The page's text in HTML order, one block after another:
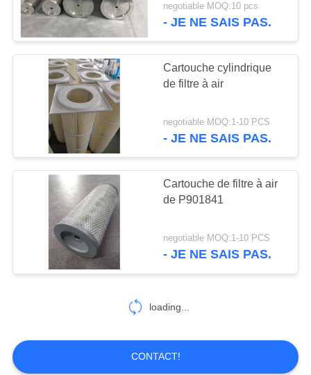
negotiable MOQ:10 pcs
- JE NE SAIS PAS.
Cartouche cylindrique
de filtre à air
negotiable MOQ:1-10 PCS
- JE NE SAIS PAS.
Cartouche de filtre à air
de P901841
negotiable MOQ:1-10 PCS
- JE NE SAIS PAS.
loading...
CONTACT!